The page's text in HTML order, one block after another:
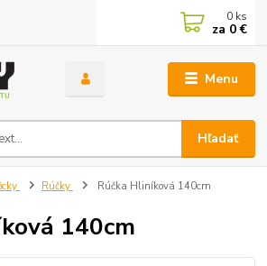
Menu
Hľadať
0 ks
za 0 €
Rúčky Rúčka Hliníková 140cm
140cm